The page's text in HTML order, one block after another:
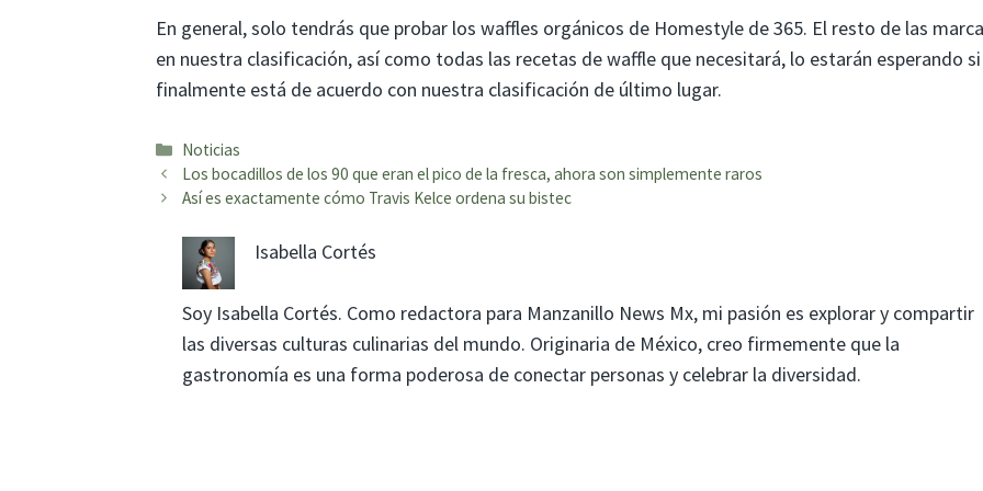
En general, solo tendrás que probar los waffles orgánicos de Homestyle de 365. El resto de las
en nuestra clasificación, así como todas las recetas de waffle que necesitará, lo estarán esperando si
finalmente está de acuerdo con nuestra clasificación de último lugar.
Categorías
Noticias
Los bocadillos de los 90 que eran el pico de la fresca, ahora son simplemente raros
Así es exactamente cómo Travis Kelce ordena su bistec
Isabella Cortés
Soy Isabella Cortés. Como redactora para Manzanillo News Mx, mi pasión es explorar y compartir
las diversas culturas culinarias del mundo. Originaria de México, creo firmemente que la
gastronomía es una forma poderosa de conectar personas y celebrar la diversidad.